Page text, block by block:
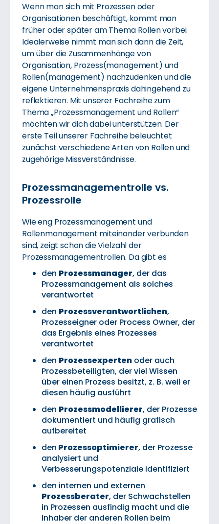
Wenn man sich mit Prozessen oder
Organisationen beschäftigt, kommt man
früher oder später am Thema Rollen vorbei.
Idealerweise nimmt man sich dann die Zeit,
um über die Zusammenhänge von
Organisation, Prozess(management) und
Rollen(management) nachzudenken und die
eigene Unternehmenspraxis dahingehend zu
reflektieren. Mit unserer Fachreihe zum
Thema „Prozessmanagement und Rollen“
möchten wir dich dabei unterstützen. Der
erste Teil unserer Fachreihe beleuchtet
zunächst verschiedene Arten von Rollen und
zugehörige Missverständnisse.
Prozessmanagementrolle vs.
Prozessrolle
Wie eng Prozessmanagement und
Rollenmanagement miteinander verbunden
sind, zeigt schon die Vielzahl der
Prozessmanagementrollen. Da gibt es
den Prozessmanager, der das
Prozessmanagement als solches
verantwortet
den Prozessverantwortlichen,
Prozesseigner oder Process Owner, der
das Ergebnis eines Prozesses
verantwortet
den Prozessexperten oder auch
Prozessbeteiligten, der viel Wissen
über einen Prozess besitzt, z. B. weil er
diesen häufig ausführt
den Prozessmodellierer, der Prozesse
dokumentiert und häufig grafisch
aufbereitet
den Prozessoptimierer, der Prozesse
analysiert und
Verbesserungspotenziale identifiziert
den internen und externen
Prozessberater, der Schwachstellen
in Prozessen ausfindig macht und die
Inhaber der anderen Rollen beim